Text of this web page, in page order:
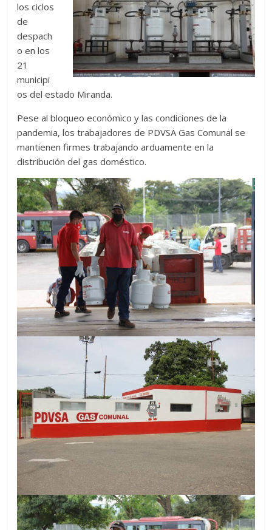
los ciclos
de
despach
o en los
21
municipi
os del estado Miranda.
Pese al bloqueo económico y las condiciones de la
pandemia, los trabajadores de PDVSA Gas Comunal se
mantienen firmes trabajando arduamente en la
distribución del gas doméstico.